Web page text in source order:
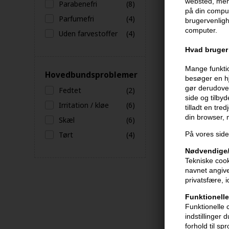
på din
computer.
Hvad
Mange
besøger en
gør
side og
tilladt en
din browser,
På vores
Tekniske
navnet
privatsfære,
Funktionelle
Funktionelle
indstillinger
forhold til
Parabenefri
(8)
Parfumefri
(4)
Uden farvestoffer
(4)
Hovedbundsproblemer
Fedtet
(2)
Irritation / kløe
(6)
Skæl
(6)
Tørt
(4)
Frisørens
Conditioner
88,00 DKK